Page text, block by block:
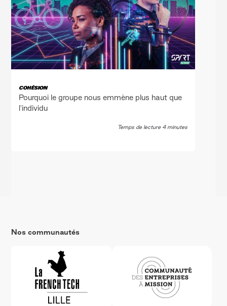
COHÉSION
Pourquoi le groupe nous emmène plus haut que
l'individu
Temps de lecture 4 minutes
Nos communautés